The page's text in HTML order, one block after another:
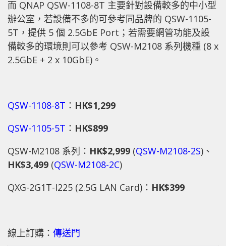
而 QNAP QSW-1108-8T 主要針對設備較多的中小型
辦公室，若設備不多的可參考同品牌的 QSW-1105-
5T，提供 5 個 2.5GbE Port；若需要網管功能及設
備較多的環境則可以參考 QSW-M2108 系列機種 (8 x
2.5GbE + 2 x 10GbE)。
QSW-1108-8T ： HK$1,299
QSW-1105-5T ： HK$899
QSW-M2108 系列： HK$2,999 (QSW-M2108-2S)、
HK$3,499 (QSW-M2108-2C)
QXG-2G1T-I225 (2.5G LAN Card)： HK$399
線上訂購： 傳送門